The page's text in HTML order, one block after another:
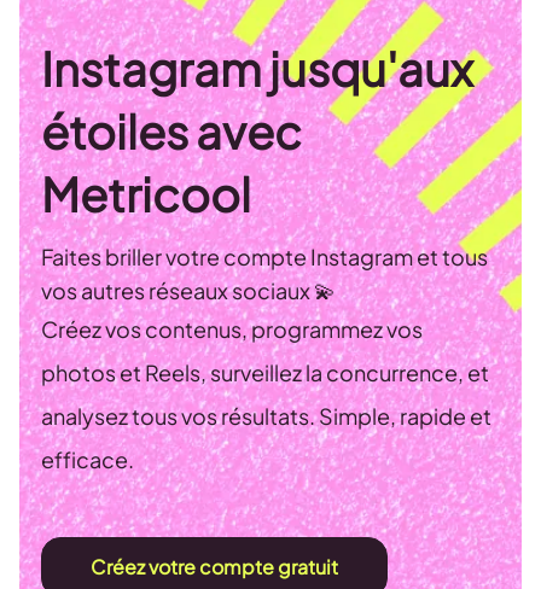
Instagram jusqu'aux
étoiles avec
Metricool
Faites briller votre compte Instagram et tous
vos autres réseaux sociaux 💫
Créez vos contenus, programmez vos
photos et Reels, surveillez la concurrence, et
analysez tous vos résultats. Simple, rapide et
efficace.
Créez votre compte gratuit